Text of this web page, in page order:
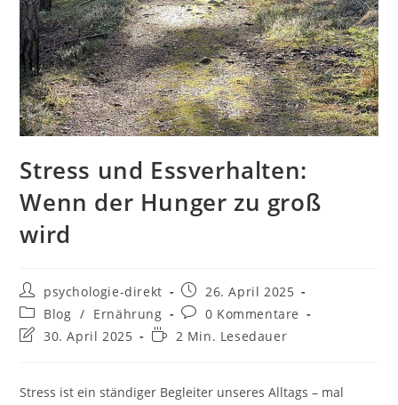
Stress und Essverhalten:
Wenn der Hunger zu groß
wird
psychologie-direkt
26. April 2025
Blog / Ernährung
0 Kommentare
30. April 2025
2 Min. Lesedauer
Stress ist ein ständiger Begleiter unseres Alltags – mal